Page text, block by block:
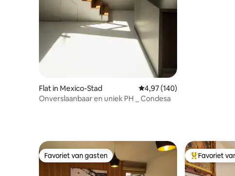
Flat in Mexico-Stad Gemiddelde beoordeling van
4,97 (140)
Onverslaanbaar en uniek PH _ Condesa
Favoriet van gasten
Favoriet van gasten Topfavoriet
Favoriet